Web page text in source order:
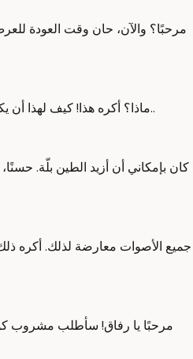
مرحبًا؟ والآن، حان وقت العودة
ماذا؟ أكره هذا! كيف لهذا أن يكون ممكنًا؟ ظننت "كاين" لا يقدر..
كان بإمكاني أن أزيد الطين بلّة.
جميع الأصوات معارضة لذلك. أكره
مرحبًا يا رفاق! سأطلب مشروب